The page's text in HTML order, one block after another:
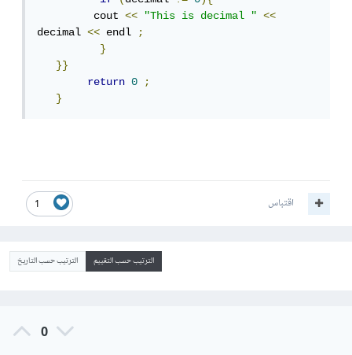
         cout
<< "This is decimal "
<<
decimal << endl ;
}
}}
return
0
;
}
1 اقتباس
الترتيب حسب التقييم الترتيب حسب التاريخ
0